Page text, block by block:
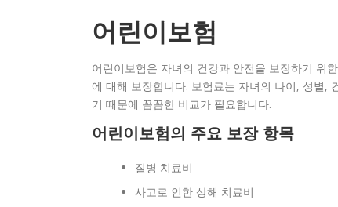
어린이보험
어린이보험은 자녀의 건강과 안전을 보장하기 위
에 대해 보장합니다. 보험료는 자녀의 나이, 성별,
기 때문에 꼼꼼한 비교가 필요합니다.
어린이보험의 주요 보장 항목
질병 치료비
사고로 인한 상해 치료비